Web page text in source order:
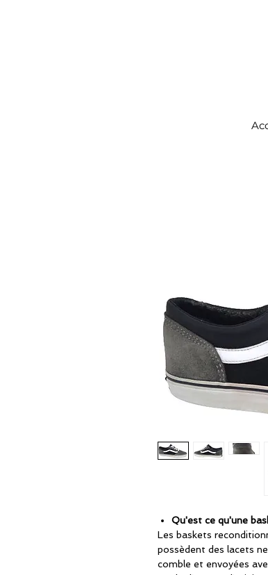
Qu'est ce qu'une
Les baskets
possèdent des lacets
comble et envoyées